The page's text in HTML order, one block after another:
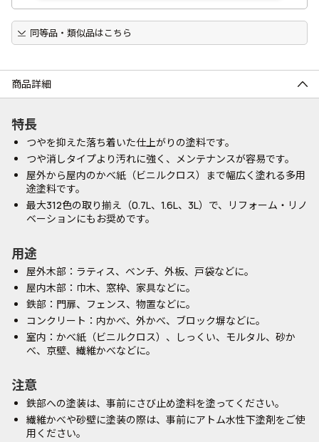
同等品・類似品はこちら
商品詳細
特長
つやを抑えた落ち着いた仕上がりの塗料です。
つや消しタイプより汚れに強く、メンテナンスが容易です。
屋外から屋内のかべ紙（ビニルクロス）まで幅広く塗れる多用
途塗料です。
最大312色の取り揃え（0.7L、1.6L、3L）で、リフォーム・リノ
ベーションにもお奨めです。
用途
屋外木部：ラティス、ベンチ、外板、戸袋などに。
屋内木部：巾木、窓枠、家具などに。
鉄部：門扉、フェンス、物置などに。
コンクリート：内かべ、外かべ、ブロック塀などに。
室内：かべ紙（ビニルクロス）、しっくい、モルタル、砂か
べ、京壁、繊維かべなどに。
注意
鉄部への塗装は、事前にさび止め塗料を塗ってください。
繊維かべや砂壁に塗装の際は、事前にアトム水性下塗剤をご使
用ください。